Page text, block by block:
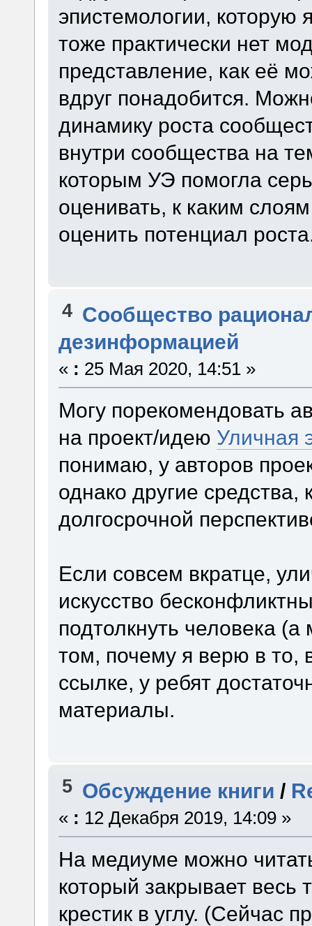
эпистемологии,
тоже практически нет
представление, как её
вдруг понадобится.
динамику роста
внутри сообщества на
которым УЭ помогла
оценивать, к каким
оценить потенциал
4 Сообщество
дезинформацией
« : 25 Мая 2020, 14:51 »
Могу порекомендовать
на проект/идею Уличная
понимаю, у авторов
однако другие
долгосрочной
Если совсем вкратце,
искусство
подтолкнуть человека
том, почему я верю в то,
ссылке, у ребят
материалы.
5 Обсуждение книги /
« : 12 Декабря 2019, 14:09 »
На медиуме можно
который закрывает весь
крестик в углу. (Сейчас